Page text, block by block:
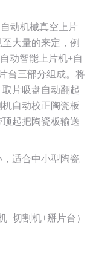
动机械真空上片
大量的来定，例
动智能上片机+自
台三部分组成。将
片吸盘自动翻起
自动校正陶瓷板
起把陶瓷板输送
适合中小型陶瓷
+切割机+掰片台）